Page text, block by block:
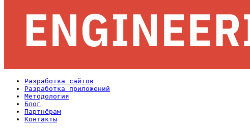
Разработка сайтов
Разработка приложений
Методология
Блог
Партнёрам
Контакты